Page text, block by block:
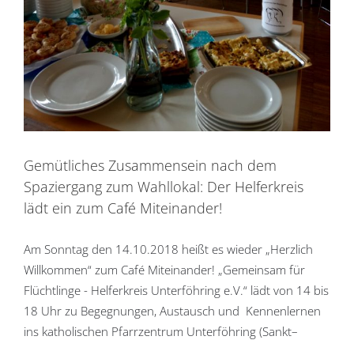
Gemütliches Zusammensein nach dem
Spaziergang zum Wahllokal: Der Helferkreis
lädt ein zum Café Miteinander!
Am Sonntag den 14.10.2018 heißt es wieder „Herzlich
Willkommen“ zum Café Miteinander! „Gemeinsam für
Flüchtlinge - Helferkreis Unterföhring e.V.“ lädt von 14 bis
18 Uhr zu Begegnungen, Austausch und Kennenlernen
ins katholischen Pfarrzentrum Unterföhring (Sankt–